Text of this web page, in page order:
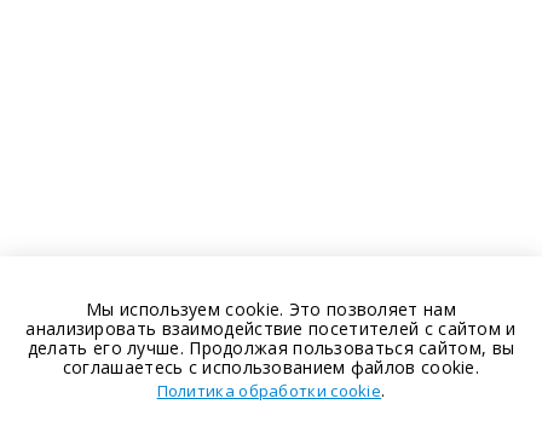
Мы используем cookie. Это позволяет нам
анализировать взаимодействие посетителей с сайтом и
делать его лучше. Продолжая пользоваться сайтом, вы
соглашаетесь с использованием файлов cookie.
Политика обработки cookie.